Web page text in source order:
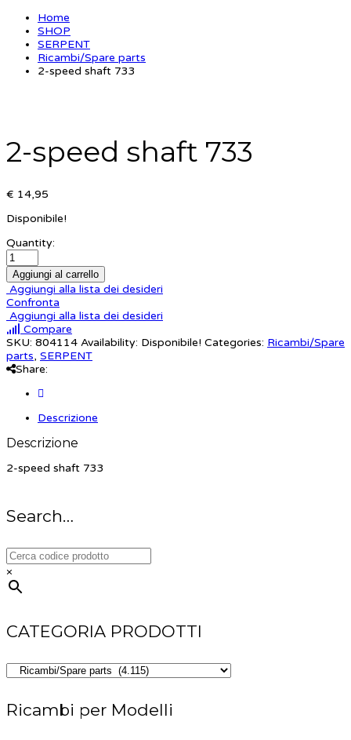
Home
SHOP
SERPENT
Ricambi/Spare parts
2-speed shaft 733
2-speed shaft 733
€ 14,95
Disponibile!
Quantity:
Aggiungi al carrello
Aggiungi alla lista dei desideri
Confronta
Aggiungi alla lista dei desideri
Compare
SKU: 804114 Availability: Disponibile! Categories: Ricambi/Spare
parts, SERPENT
Share:
Descrizione
Descrizione
2-speed shaft 733
Search…
×
CATEGORIA PRODOTTI
Ricambi per Modelli